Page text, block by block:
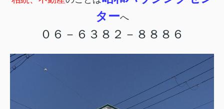
ターへ
０６－６３８２－８８８６